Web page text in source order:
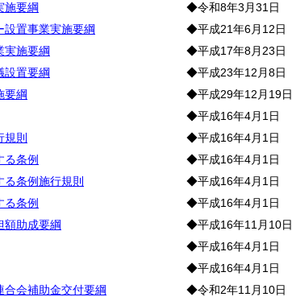
施要綱
◆令和8年3月31日
置事業実施要綱
◆平成21年6月12日
実施要綱
◆平成17年8月23日
設置要綱
◆平成23年12月8日
要綱
◆平成29年12月19日
◆平成16年4月1日
則
◆平成16年4月1日
る条例
◆平成16年4月1日
条例施行規則
◆平成16年4月1日
る条例
◆平成16年4月1日
額助成要綱
◆平成16年11月10日
◆平成16年4月1日
◆平成16年4月1日
会補助金交付要綱
◆令和2年11月10日